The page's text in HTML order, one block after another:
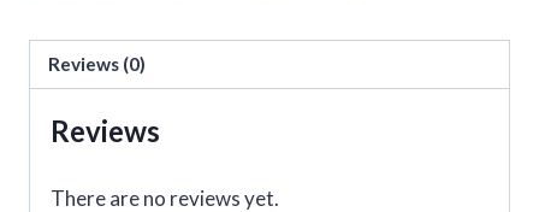
Reviews (0)
Reviews
There are no reviews yet.